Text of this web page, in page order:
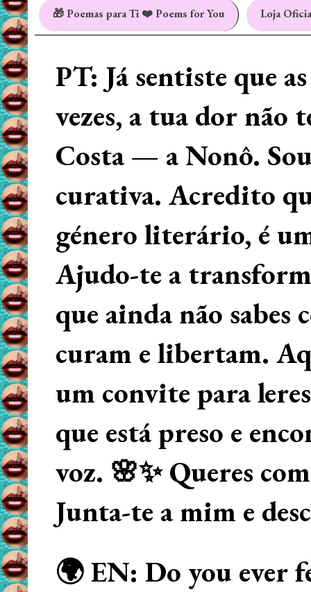
🎁 Poemas para Ti ❤️ Poems for You Loja
PT: Já sentiste que
vezes, a tua dor não
Costa — a Nonô.
curativa. Acredito
género literário, é
Ajudo-te a
que ainda não
curam e libertam.
um convite para
que está preso e
voz. 🌸✨ Queres
Junta-te a mim e
🌍 EN: Do you ever